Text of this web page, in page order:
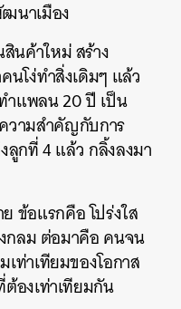
นาเมือง
นค้าใหม่ สร้าง
โง่ทำสิ่งเดิมๆ แล้ว
แพลน 20 ปี เป็น
วามสำคัญกับการ
กที่ 4 แล้ว กลิ้งลงมา
ข้อแรกคือ โปร่งใส
กลม ต่อมาคือ คนจน
ท่าเทียมของโอกาส
องเท่าเทียมกัน